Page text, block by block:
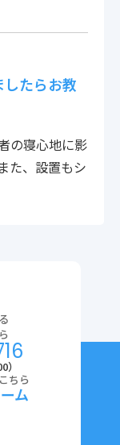
たらお教
の寝心地に影
た、設置もシ
ちら
ム